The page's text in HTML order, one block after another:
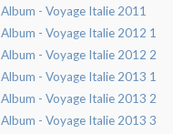
Album - Voyage Italie 2011
Album - Voyage Italie 2012 1
Album - Voyage Italie 2012 2
Album - Voyage Italie 2013 1
Album - Voyage Italie 2013 2
Album - Voyage Italie 2013 3